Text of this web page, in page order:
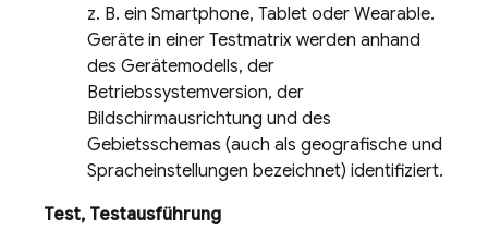
z. B. ein Smartphone, Tablet oder Wearable.
Geräte in einer Testmatrix werden anhand
des Gerätemodells, der
Betriebssystemversion, der
Bildschirmausrichtung und des
Gebietsschemas (auch als geografische und
Spracheinstellungen bezeichnet) identifiziert.
Test, Testausführung